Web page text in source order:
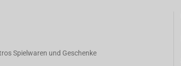
Spielwaren und Geschenke